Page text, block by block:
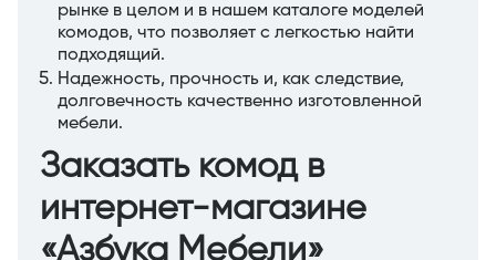
рынке в целом и в нашем каталоге моделей
комодов, что позволяет с легкостью найти
подходящий.
Надежность, прочность и, как следствие,
долговечность качественно изготовленной
мебели.
Заказать комод в
интернет-магазине
«Азбука Мебели»